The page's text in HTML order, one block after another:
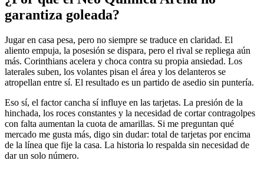
garantiza goleada?
Jugar en casa pesa, pero no siempre se traduce en claridad. El
aliento empuja, la posesión se dispara, pero el rival se repliega aún
más. Corinthians acelera y choca contra su propia ansiedad. Los
laterales suben, los volantes pisan el área y los delanteros se
atropellan entre sí. El resultado es un partido de asedio sin puntería.
Eso sí, el factor cancha sí influye en las tarjetas. La presión de la
hinchada, los roces constantes y la necesidad de cortar contragolpes
con falta aumentan la cuota de amarillas. Si me preguntan qué
mercado me gusta más, digo sin dudar: total de tarjetas por encima
de la línea que fije la casa. La historia lo respalda sin necesidad de
dar un solo número.